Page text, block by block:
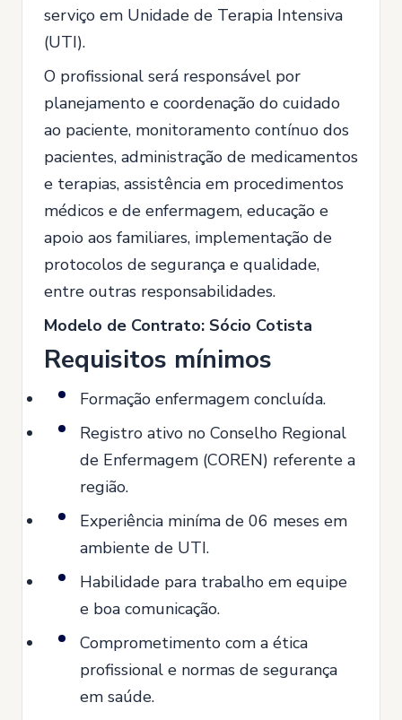
serviço em Unidade de Terapia Intensiva
(UTI).
O profissional será responsável por
planejamento e coordenação do cuidado
ao paciente, monitoramento contínuo dos
pacientes, administração de medicamentos
e terapias, assistência em procedimentos
médicos e de enfermagem, educação e
apoio aos familiares, implementação de
protocolos de segurança e qualidade,
entre outras responsabilidades.
Modelo de Contrato: Sócio Cotista
Requisitos mínimos
Formação enfermagem concluída.
Registro ativo no Conselho Regional
de Enfermagem (COREN) referente a
região.
Experiência miníma de 06 meses em
ambiente de UTI.
Habilidade para trabalho em equipe
e boa comunicação.
Comprometimento com a ética
profissional e normas de segurança
em saúde.